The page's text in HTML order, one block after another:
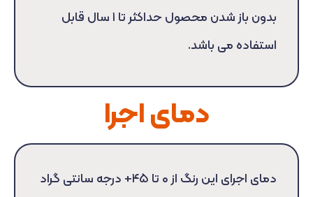
بدون باز شدن محصول حداکثر تا ۱ سال قابل
استفاده می باشد.
دمای اجرا
دمای اجرای این رنگ از ۰ تا ۴۵+ درجه سانتی گراد